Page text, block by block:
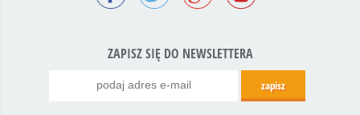
ZAPISZ SIĘ DO NEWSLETTERA